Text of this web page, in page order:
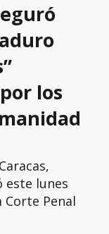
los
este lunes
Penal